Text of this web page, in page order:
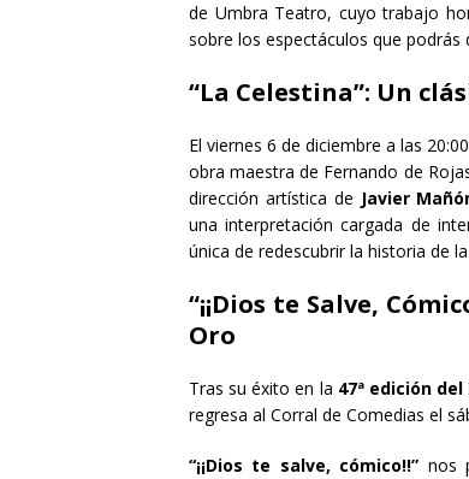
de Umbra Teatro, cuyo trabajo
sobre los espectáculos que
“La Celestina”: Un
El viernes 6 de diciembre a las
obra maestra de Fernando de
dirección artística de Javier
una interpretación cargada de
única de redescubrir la historia de
“¡¡Dios te Salve,
Oro
Tras su éxito en la 47ª edición
regresa al Corral de Comedias el
“¡¡Dios te salve, cómico!!” nos